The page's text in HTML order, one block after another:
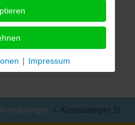
Kranausleger Kranausleger 1t
| Impressum